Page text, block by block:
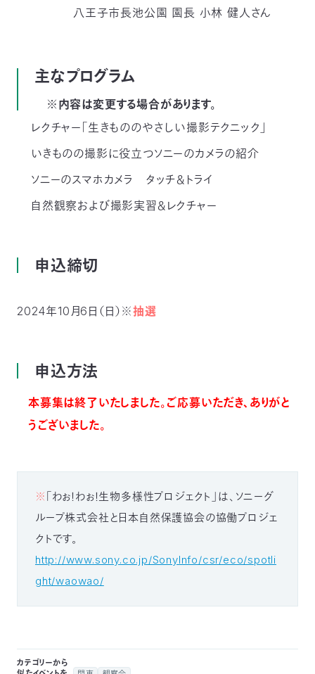
八王子市長池公園 園長 小林 健人さん
主なプログラム
※内容は変更する場合があります。
レクチャー「生きもののやさしい撮影テクニック」
いきものの撮影に役立つソニーのカメラの紹介
ソニーのスマホカメラ タッチ＆トライ
自然観察および撮影実習＆レクチャー
申込締切
2024年10月6日（日）※抽選
申込方法
本募集は終了いたしました。ご応募いただき、ありがと
うございました。
※
「わぉ！わぉ！生物多様性プロジェクト」は、ソニーグ
ループ株式会社と日本自然保護協会の協働プロジェ
クトです。
http://www.sony.co.jp/SonyInfo/csr/eco/spotli
ght/waowao/
カテゴリーから